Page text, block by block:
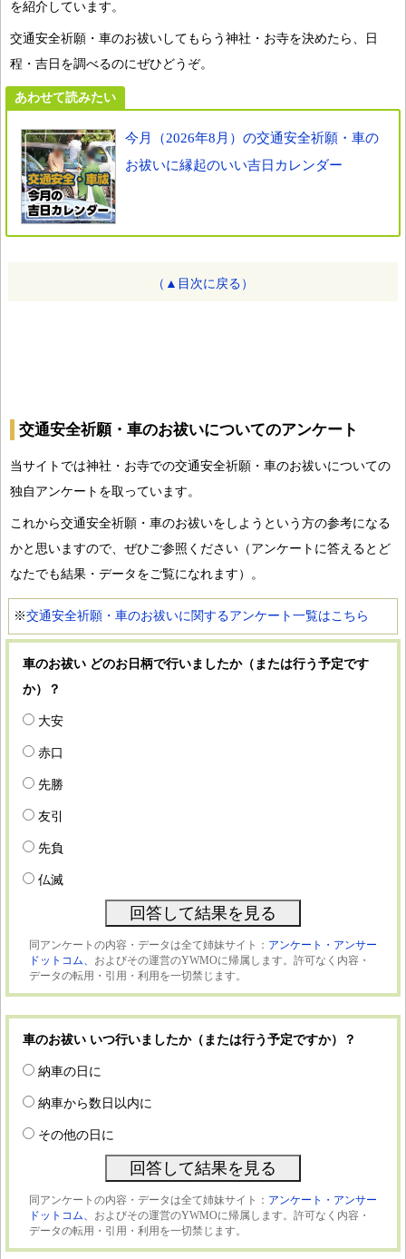
を紹介しています。
交通安全祈願・車のお祓いしてもらう神社・お寺を決めたら、日
程・吉日を調べるのにぜひどうぞ。
あわせて読みたい
今月（2026年8月）の交通安全祈願・車の
お祓いに縁起のいい吉日カレンダー
（▲目次に戻る）
交通安全祈願・車のお祓いについてのアンケート
当サイトでは神社・お寺での交通安全祈願・車のお祓いについての
独自アンケートを取っています。
これから交通安全祈願・車のお祓いをしようという方の参考になる
かと思いますので、ぜひご参照ください（アンケートに答えるとど
なたでも結果・データをご覧になれます）。
※交通安全祈願・車のお祓いに関するアンケート一覧はこちら
車のお祓い どのお日柄で行いましたか（または行う予定です
か）？
大安
赤口
先勝
友引
先負
仏滅
同アンケートの内容・データは全て姉妹サイト： アンケート・アンサー
ドットコム、 およびその運営のYWMOに帰属します。許可なく内容・
データの転用・引用・利用を一切禁じます。
車のお祓い いつ行いましたか（または行う予定ですか）？
納車の日に
納車から数日以内に
その他の日に
同アンケートの内容・データは全て姉妹サイト： アンケート・アンサー
ドットコム、 およびその運営のYWMOに帰属します。許可なく内容・
データの転用・引用・利用を一切禁じます。